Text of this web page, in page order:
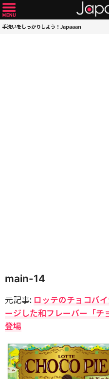
手洗いをしっかりしよう！Japaaan
main-14
元記事: ロッテのチョコパ
ージした和フレーバー「チ
登場